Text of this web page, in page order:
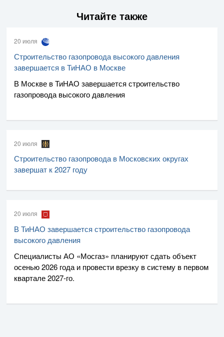
Читайте также
20 июля
Строительство газопровода высокого давления
завершается в ТиНАО в Москве
В Москве в ТиНАО завершается строительство
газопровода высокого давления
20 июля
Строительство газопровода в Московских округах
завершат к 2027 году
20 июля
В ТиНАО завершается строительство газопровода
высокого давления
Специалисты АО «Мосгаз» планируют сдать объект
осенью 2026 года и провести врезку в систему в первом
квартале2027-го.